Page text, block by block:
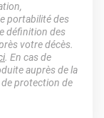
portabilité des
définition des
votre décès.
. En cas de
auprès de la
protection de